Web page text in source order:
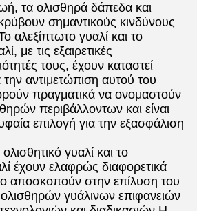
τα ολισθηρά δάπεδα και
σημαντικούς κινδύνους
αλεξίπτωτο γυαλί και το
με τις εξαιρετικές
τους, έχουν καταστεί
την αντιμετώπιση αυτού του
πραγματικά να ονομαστούν
περιβάλλοντων και είναι
επιλογή για την εξασφάλιση
γυαλί και το
έχουν ελαφρώς διαφορετικά
αποσκοπούν στην επίλυση του
γυάλινων επιφανειών